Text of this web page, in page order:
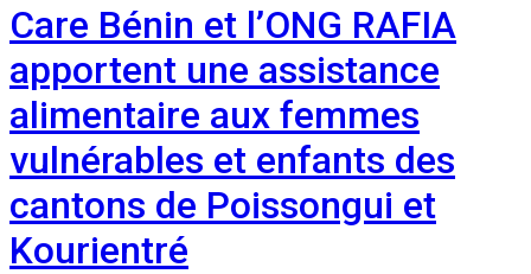
Care Bénin et l’ONG RAFIA
apportent une assistance
alimentaire aux femmes
vulnérables et enfants des
cantons de Poissongui et
Kourientré